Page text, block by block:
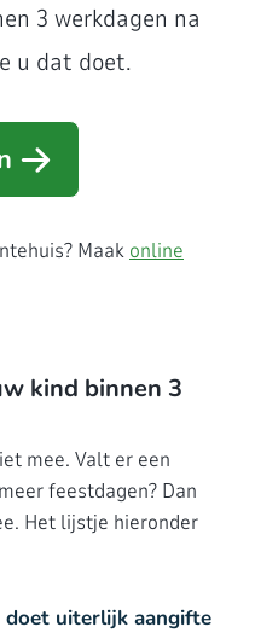
3 werkdagen na
u dat doet.
Maak online
kind binnen 3
mee. Valt er een
feestdagen? Dan
Het lijstje hieronder
doet uiterlijk aangifte